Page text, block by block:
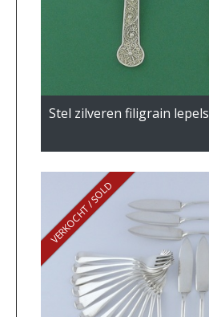
Stel zilveren filigrain lepels
VERKOCHT / SOLD